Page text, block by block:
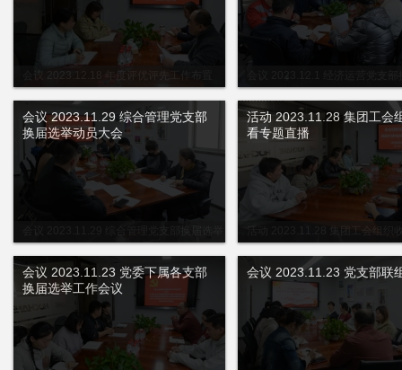
会议 2023.12.1 经济运营党支
会议 2023.11.29 综合管理党支部
换届选举动员大会
活动 2023.11.28 集团工会组织
活动 2023.11.28 集团工会
看专题直播
会议 2023.11.23 党委下属各支部
换届选举工作会议
会议 2023.11.23 党支部联